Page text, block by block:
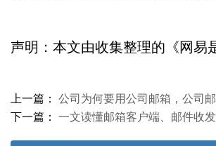
声明：本文由收集整理的《网易
上一篇： 公司为何要用公司邮箱，公司
下一篇： 一文读懂邮箱客户端、邮件收